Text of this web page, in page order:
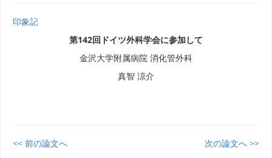
印象記
第142回ドイツ外科学会に参加して
金沢大学附属病院 消化管外科
真智 涼介
<< 前の論文へ 次の論文へ >>